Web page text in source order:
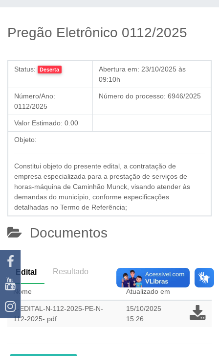
Pregão Eletrônico 0112/2025
Status: Deserta Abertura em: 23/10/2025 às
09:10h
Número/Ano:
0112/2025
Número do processo: 6946/2025
Valor Estimado: 0.00
Objeto:
Constitui objeto do presente edital, a contratação de
empresa especializada para a prestação de serviços de
horas-máquina de Caminhão Munck, visando atender às
demandas do município, conforme especificações
detalhadas no Termo de Referência;
Documentos
Edital Resultado
Nome Atualizado em
1-EDITAL-N-112-2025-PE-N-
112-2025-.pdf
15/10/2025
15:26